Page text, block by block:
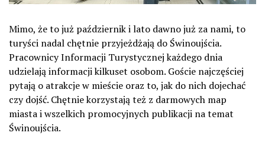
Mimo, że to już październik i lato dawno już za nami, to
turyści nadal chętnie przyjeżdżają do Świnoujścia.
Pracownicy Informacji Turystycznej każdego dnia
udzielają informacji kilkuset osobom. Goście najczęściej
pytają o atrakcje w mieście oraz to, jak do nich dojechać
czy dojść. Chętnie korzystają też z darmowych map
miasta i wszelkich promocyjnych publikacji na temat
Świnoujścia.